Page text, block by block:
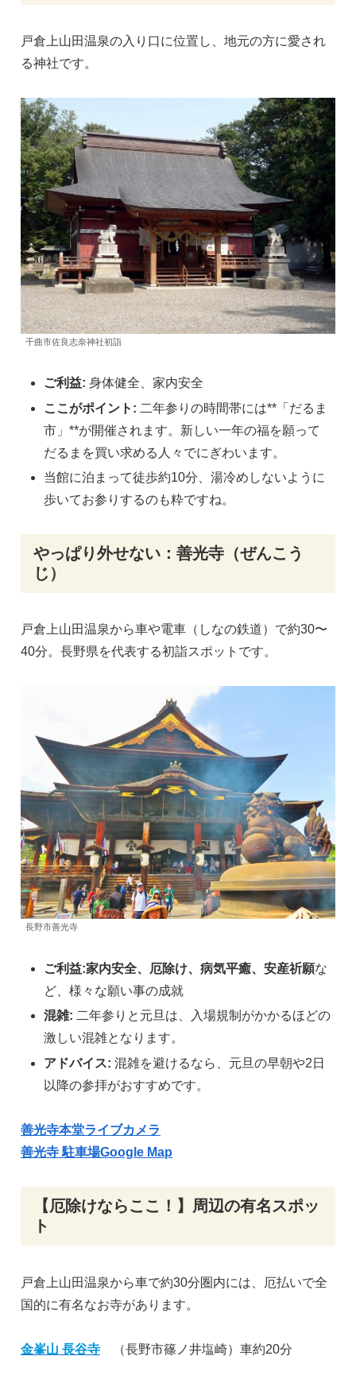
戸倉上山田温泉の入り口に位置し、地元の方に愛され
る神社です。
千曲市佐良志奈神社初詣
ご利益: 身体健全、家内安全
ここがポイント: 二年参りの時間帯には**「だるま
市」**が開催されます。新しい一年の福を願って
だるまを買い求める人々でにぎわいます。
当館に泊まって徒歩約10分、湯冷めしないように
歩いてお参りするのも粋ですね。
やっぱり外せない：善光寺（ぜんこう
じ）
戸倉上山田温泉から車や電車（しなの鉄道）で約30〜
40分。長野県を代表する初詣スポットです。
長野市善光寺
ご利益:家内安全、厄除け、病気平癒、安産祈願な
ど、様々な願い事の成就
混雑: 二年参りと元旦は、入場規制がかかるほどの
激しい混雑となります。
アドバイス: 混雑を避けるなら、元旦の早朝や2日
以降の参拝がおすすめです。
善光寺本堂ライブカメラ
善光寺 駐車場Google Map
【厄除けならここ！】周辺の有名スポッ
ト
戸倉上山田温泉から車で約30分圏内には、厄払いで全
国的に有名なお寺があります。
金峯山 長谷寺 （長野市篠ノ井塩崎）車約20分